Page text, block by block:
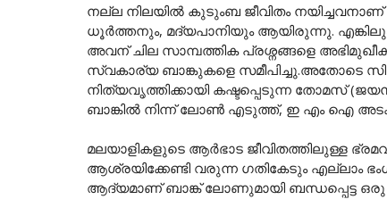
നല്ല നിലയിൽ കുടുംബ ജീവിതം
ധൂർത്തനും, മദ്യപാനിയും ആയിരുന്നു.
അവന് ചില സാമ്പത്തിക പ്രശ്നങ്ങളെ
സ്വകാര്യ ബാങ്കുകളെ സമീപിച്ചു.അതോടെ
നിത്യവൃത്തിക്കായി കഷ്ടപ്പെടുന്ന തോമസ്
ബാങ്കിൽ നിന്ന് ലോൺ എടുത്ത്, ഇ എം ഐ
മലയാളികളുടെ ആർഭാട ജീവിതത്തിലുള്ള
ആശ്രയിക്കേണ്ടി വരുന്ന ഗതികേടും എല്ലാം
ആദ്യമാണ് ബാങ്ക് ലോണുമായി ബന്ധപ്പെട്ട